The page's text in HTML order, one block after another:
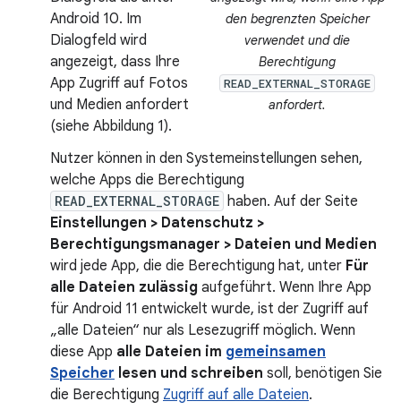
den begrenzten Speicher
verwendet und die
Berechtigung
READ_EXTERNAL_STORAGE
anfordert.
Android 10. Im
Dialogfeld wird
angezeigt, dass Ihre
App Zugriff auf Fotos
und Medien anfordert
(siehe Abbildung 1).
Nutzer können in den Systemeinstellungen sehen,
welche Apps die Berechtigung
READ_EXTERNAL_STORAGE haben. Auf der Seite
Einstellungen > Datenschutz >
Berechtigungsmanager > Dateien und Medien
wird jede App, die die Berechtigung hat, unter Für
alle Dateien zulässig aufgeführt. Wenn Ihre App
für Android 11 entwickelt wurde, ist der Zugriff auf
„alle Dateien“ nur als Lesezugriff möglich. Wenn
diese App alle Dateien im gemeinsamen
Speicher lesen und schreiben soll, benötigen Sie
die Berechtigung Zugriff auf alle Dateien.